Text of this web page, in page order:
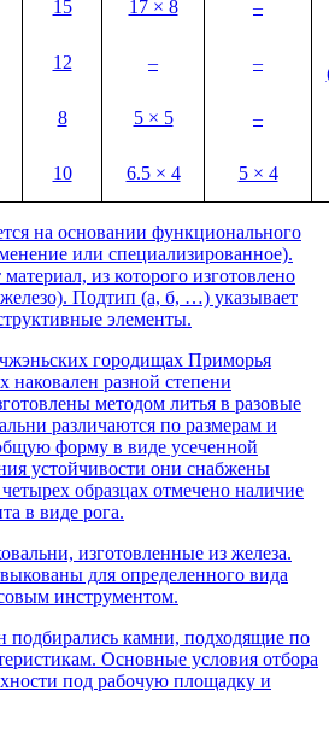
15 17 × 8 –
12 – –
8 5 × 5 –
10 6.5 × 4 5 × 4
на основании функционального
или специализированное).
из которого изготовлено
Подтип (а, б, …) указывает
элементы.
городищах Приморья
разной степени
методом литья в разовые
различаются по размерам и
форму в виде усеченной
устойчивости они снабжены
образцах отмечено наличие
в виде рога.
изготовленные из железа.
для определенного вида
инструментом.
подбирались камни, подходящие по
Основные условия отбора
под рабочую площадку и